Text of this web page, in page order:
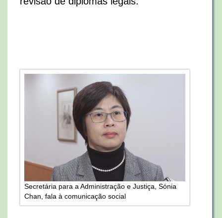
Secretária para a Administração e Justiça, Sónia
Chan, fala à comunicação social